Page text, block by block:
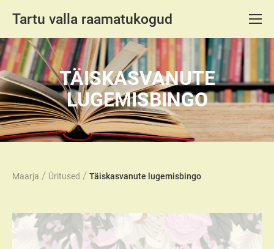
Tartu valla raamatukogud
TÄISKASVANUTE
LUGEMISBINGO
Maarja / Üritused / Täiskasvanute lugemisbingo